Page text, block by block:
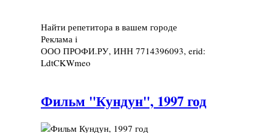
Найти репетитора в вашем городе
Реклама i
ООО ПРОФИ.РУ, ИНН 7714396093, erid:
LdtCKWmeo
Фильм "Кундун", 1997 год